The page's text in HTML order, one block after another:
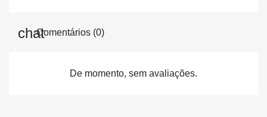
Comentários (0)
De momento, sem avaliações.